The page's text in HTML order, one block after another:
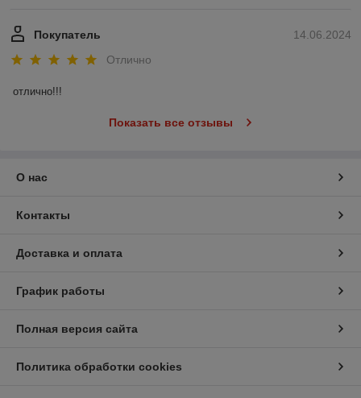
14.06.2024
Покупатель
Отлично
отлично!!!
Показать все отзывы
О нас
Контакты
Доставка и оплата
График работы
Полная версия сайта
Политика обработки cookies